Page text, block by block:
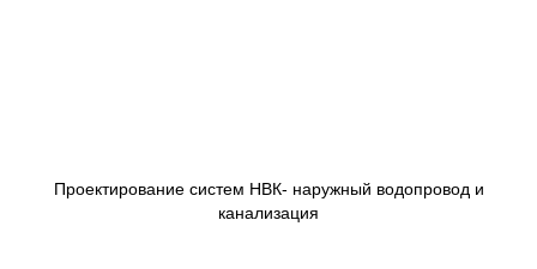
Проектирование систем НВК- наружный водопровод и
канализация